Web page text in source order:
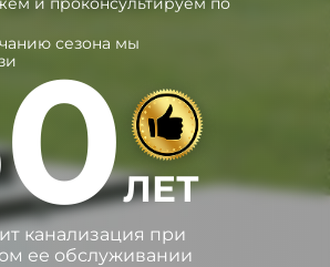
сезона мы
ЛЕТ
канализация при
ее обслуживании